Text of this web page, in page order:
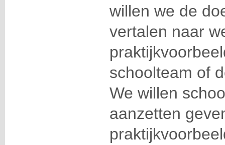
willen we de
vertalen naar
schoolteam of
We willen
aanzetten